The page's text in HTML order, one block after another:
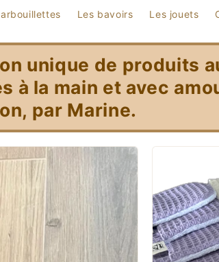
Les bavoirs Les jouets
unique de produits
à la main et avec
par Marine.